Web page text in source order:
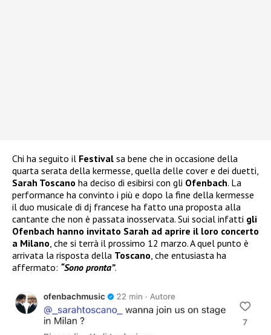
Chi ha seguito il Festival sa bene che in occasione della
quarta serata della kermesse, quella delle cover e dei duetti,
Sarah Toscano ha deciso di esibirsi con gli Ofenbach. La
performance ha convinto i più e dopo la fine della kermesse
il duo musicale di dj francese ha fatto una proposta alla
cantante che non è passata inosservata. Sui social infatti gli
Ofenbach hanno invitato Sarah ad aprire il loro concerto
a Milano, che si terrà il prossimo 12 marzo. A quel punto è
arrivata la risposta della Toscano, che entusiasta ha
affermato: “Sono pronta”.